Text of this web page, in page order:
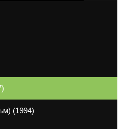
(1994)